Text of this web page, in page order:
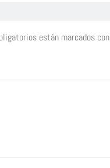
están marcados con